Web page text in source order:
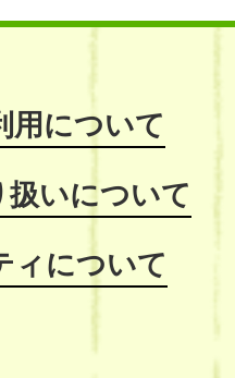
用について
いについて
ィについて